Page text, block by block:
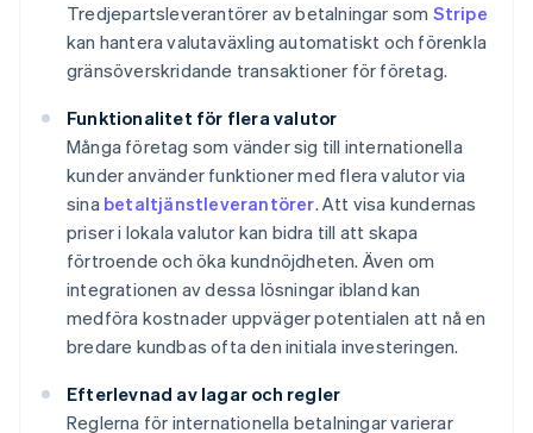
Tredjepartsleverantörer av betalningar som Stripe
kan hantera valutaväxling automatiskt och förenkla
gränsöverskridande transaktioner för företag.
Funktionalitet för flera valutor
Många företag som vänder sig till internationella
kunder använder funktioner med flera valutor via
sina betaltjänstleverantörer. Att visa kundernas
priser i lokala valutor kan bidra till att skapa
förtroende och öka kundnöjdheten. Även om
integrationen av dessa lösningar ibland kan
medföra kostnader uppväger potentialen att nå en
bredare kundbas ofta den initiala investeringen.
Efterlevnad av lagar och regler
Reglerna för internationella betalningar varierar